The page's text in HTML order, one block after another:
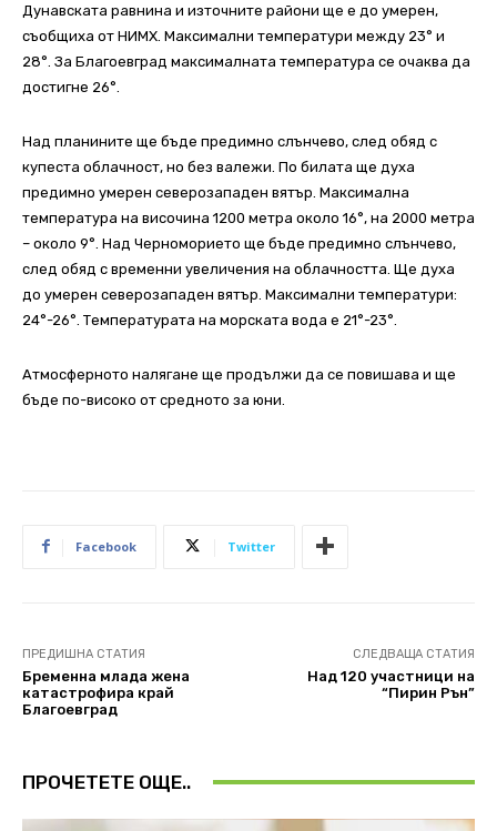
Дунавската равнина и източните райони ще е до умерен,
съобщиха от НИМХ. Максимални температури между 23° и
28°. За Благоевград максималната температура се очаква да
достигне 26°
Над планините ще бъде предимно слънчево, след обяд с
купеста облачност, но без валежи. По билата ще духа
предимно умерен северозападен вятър. Максимална
температура на височина 1200 метра около 16°, на 2000 метра
– около 9°. Над Черноморието ще бъде предимно слънчево,
след обяд с временни увеличения на облачността. Ще духа
до умерен северозападен вятър. Максимални температури:
24°-26°. Температурата на морската вода е 21°-23°.
Атмосферното налягане ще продължи да се повишава и ще
бъде по-високо от средното за юни.
Facebook Twitter
ПРЕДИШНА СТАТИЯ
Бременна млада жена
катастрофира край
Благоевград
СЛЕДВАЩА СТАТИЯ
Над 120 участници на
“Пирин Рън”
ПРОЧЕТЕТЕ ОЩЕ..